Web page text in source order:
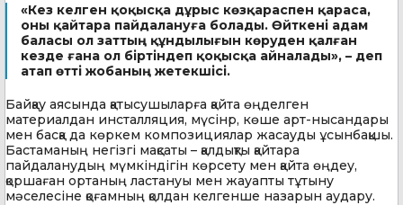
«Кез келген қоқысқа дұрыс көзқараспен қараса,
оны қайтара пайдалануға болады. Өйткені адам
баласы ол заттың құндылығын көруден қалған
кезде ғана ол біртіндеп қоқысқа айналады», – деп
атап өтті жобаның жетекшісі.
Байқау аясында қатысушыларға қайта өңделген
материалдан инсталляция, мүсінр, көше арт-нысандары
мен басқа да көркем композициялар жасауды ұсынбақшы.
Бастаманың негізгі мақсаты – қалдықты қайтара
пайдаланудың мүмкіндігін көрсету мен қайта өңдеу,
қоршаған ортаның ластануы мен жауапты тұтыну
мәселесіне қоғамның қолдан келгенше назарын аудару.